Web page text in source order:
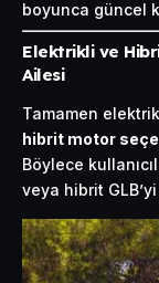
boyunca güncel
Elektrikli ve
Ailesi
Tamamen
hibrit motor
Böylece
veya hibrit